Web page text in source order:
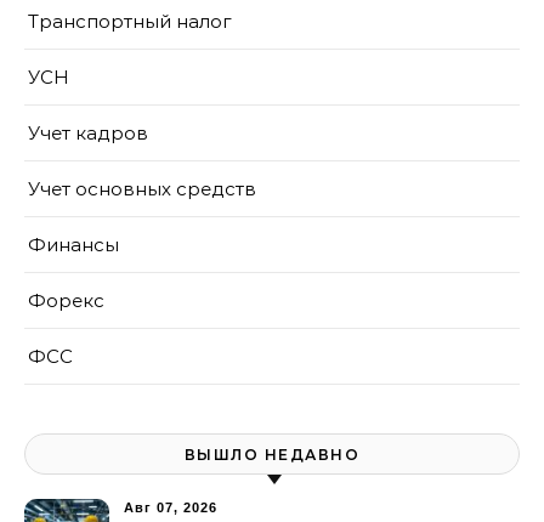
Транспортный налог
УСН
Учет кадров
Учет основных средств
Финансы
Форекс
ФСС
ВЫШЛО НЕДАВНО
Авг 07, 2026